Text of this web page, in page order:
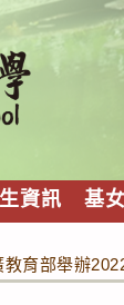
資訊 基
育部舉辦